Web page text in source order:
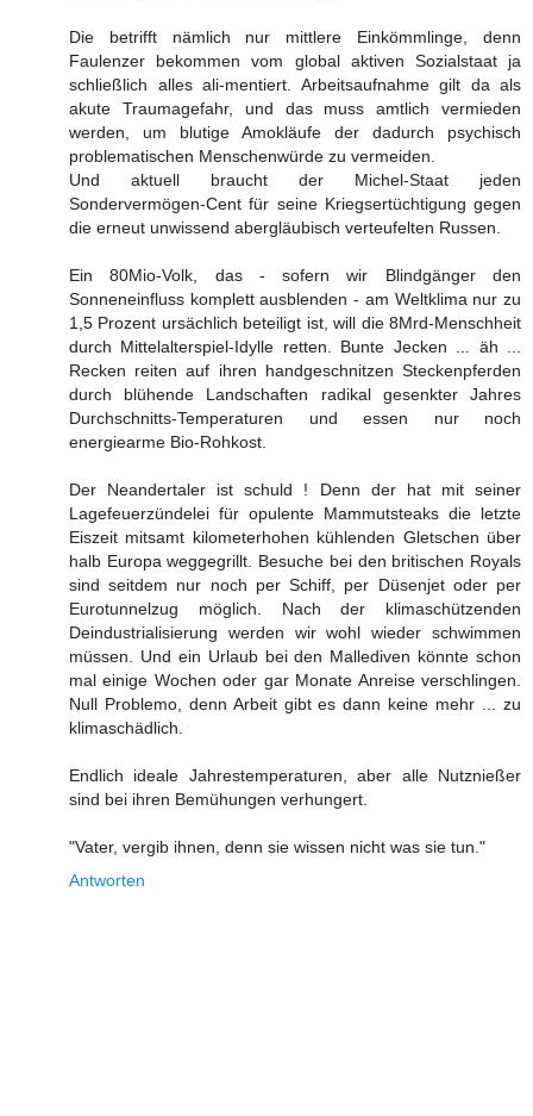
Die betrifft nämlich nur mittlere Einkömmlinge, denn
Faulenzer bekommen vom global aktiven Sozialstaat ja
schließlich alles ali-mentiert. Arbeitsaufnahme gilt da als
akute Traumagefahr, und das muss amtlich vermieden
werden, um blutige Amokläufe der dadurch psychisch
problematischen Menschenwürde zu vermeiden.
Und aktuell braucht der Michel-Staat jeden
Sondervermögen-Cent für seine Kriegsertüchtigung gegen
die erneut unwissend abergläubisch verteufelten Russen.
Ein 80Mio-Volk, das - sofern wir Blindgänger den
Sonneneinfluss komplett ausblenden - am Weltklima nur zu
1,5 Prozent ursächlich beteiligt ist, will die 8Mrd-Menschheit
durch Mittelalterspiel-Idylle retten. Bunte Jecken ... äh ...
Recken reiten auf ihren handgeschnitzen Steckenpferden
durch blühende Landschaften radikal gesenkter Jahres
Durchschnitts-Temperaturen und essen nur noch
energiearme Bio-Rohkost.
Der Neandertaler ist schuld ! Denn der hat mit seiner
Lagefeuerzündelei für opulente Mammutsteaks die letzte
Eiszeit mitsamt kilometerhohen kühlenden Gletschen über
halb Europa weggegrillt. Besuche bei den britischen Royals
sind seitdem nur noch per Schiff, per Düsenjet oder per
Eurotunnelzug möglich. Nach der klimaschützenden
Deindustrialisierung werden wir wohl wieder schwimmen
müssen. Und ein Urlaub bei den Mallediven könnte schon
mal einige Wochen oder gar Monate Anreise verschlingen.
Null Problemo, denn Arbeit gibt es dann keine mehr ... zu
klimaschädlich.
Endlich ideale Jahrestemperaturen, aber alle Nutznießer
sind bei ihren Bemühungen verhungert.
"Vater, vergib ihnen, denn sie wissen nicht was sie tun."
Antworten